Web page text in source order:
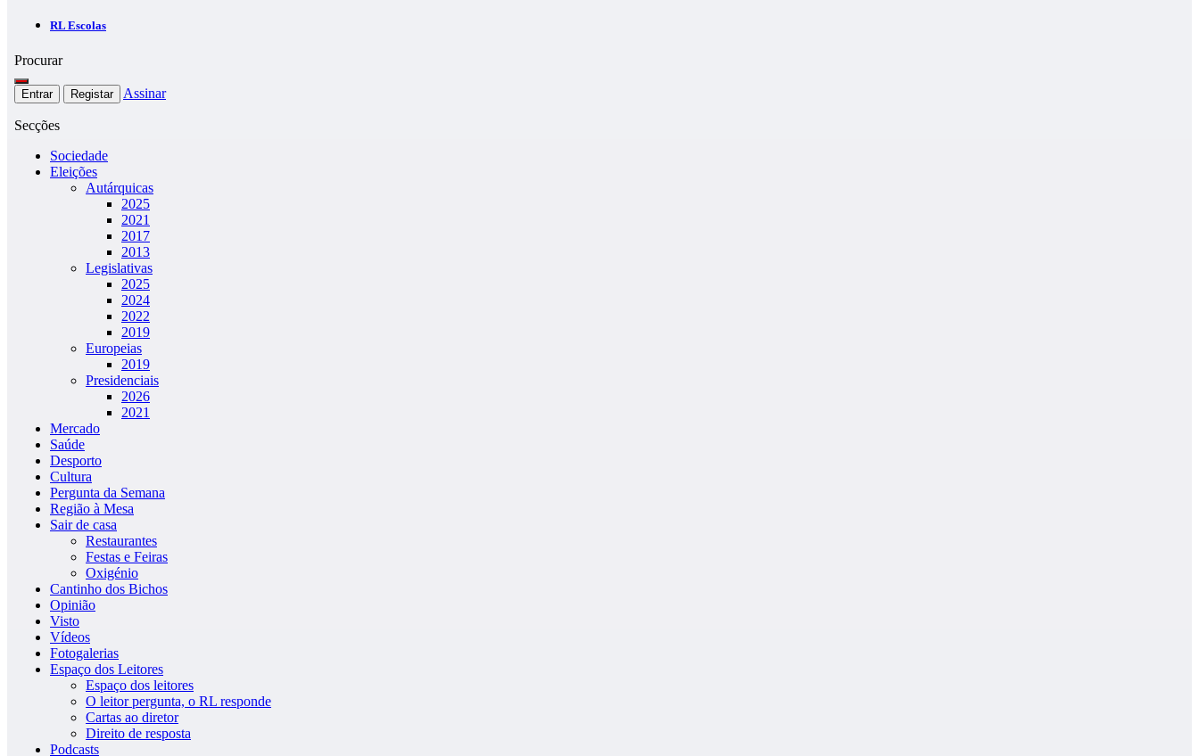
RL Escolas
Procurar
Entrar Registar Assinar
Secções
Sociedade
Eleições
Autárquicas
2025
2021
2017
2013
Legislativas
2025
2024
2022
2019
Europeias
2019
Presidenciais
2026
2021
Mercado
Saúde
Desporto
Cultura
Pergunta da Semana
Região à Mesa
Sair de casa
Restaurantes
Festas e Feiras
Oxigénio
Cantinho dos Bichos
Opinião
Visto
Vídeos
Fotogalerias
Espaço dos Leitores
Espaço dos leitores
O leitor pergunta, o RL responde
Cartas ao diretor
Direito de resposta
Podcasts